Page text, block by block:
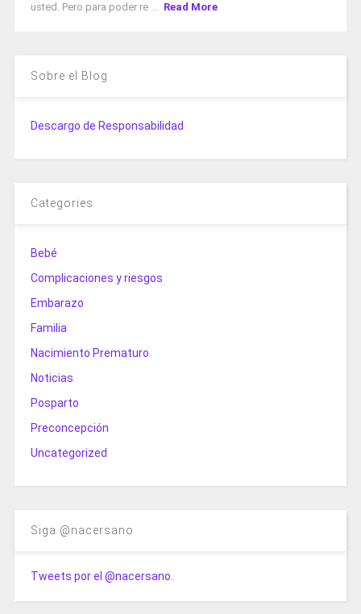
usted. Pero para poder re ... Read More
Sobre el Blog
Descargo de Responsabilidad
Categories
Bebé
Complicaciones y riesgos
Embarazo
Familia
Nacimiento Prematuro
Noticias
Posparto
Preconcepción
Uncategorized
Siga @nacersano
Tweets por el @nacersano.